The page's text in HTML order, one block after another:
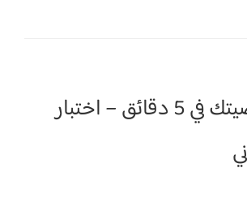
تحليل شخصيتك في 5 دقائق – اختبار